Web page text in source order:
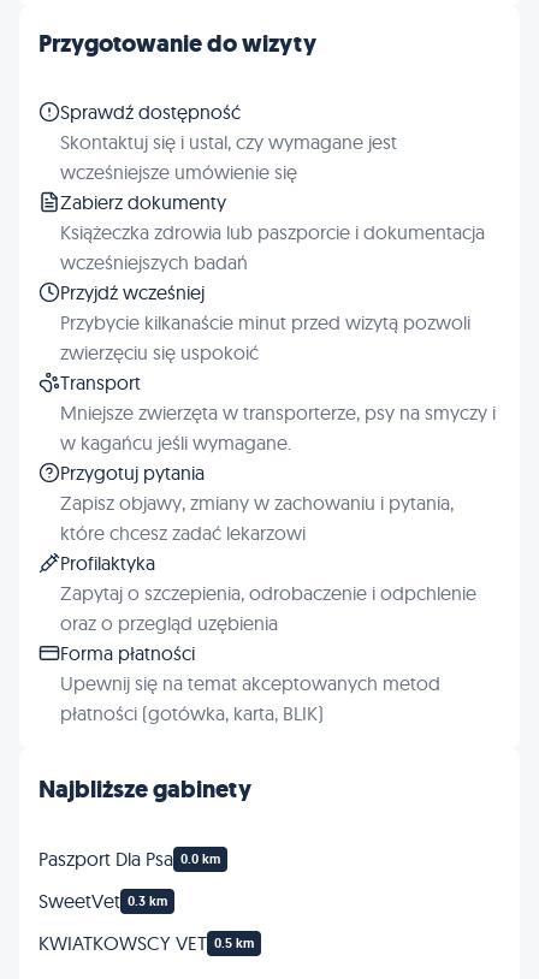
Najbliższe gabinety
Paszport Dla Psa 0.0 km
SweetVet 0.3 km
KWIATKOWSCY VET 0.5 km
Przygotowanie do wizyty
Sprawdź dostępność
Skontaktuj się i ustal, czy wymagane jest
wcześniejsze umówienie się
Zabierz dokumenty
Książeczka zdrowia lub paszporcie i dokumentacja
wcześniejszych badań
Przyjdź wcześniej
Przybycie kilkanaście minut przed wizytą pozwoli
zwierzęciu się uspokoić
Transport
Mniejsze zwierzęta w transporterze, psy na smyczy i
w kagańcu jeśli wymagane.
Przygotuj pytania
Zapisz objawy, zmiany w zachowaniu i pytania,
które chcesz zadać lekarzowi
Profilaktyka
Zapytaj o szczepienia, odrobaczenie i odpchlenie
oraz o przegląd uzębienia
Forma płatności
Upewnij się na temat akceptowanych metod
płatności (gotówka, karta, BLIK)